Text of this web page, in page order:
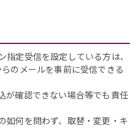
定受信を設定している方は、
のメールを事前に受信できる
が確認できない場合等でも責任
如何を問わず、取替・変更・キ